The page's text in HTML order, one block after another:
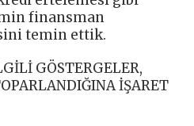
finansman
temin ettik.
GÖSTERGELER,
İŞARET